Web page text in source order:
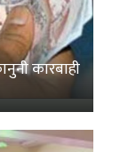
कारबाही